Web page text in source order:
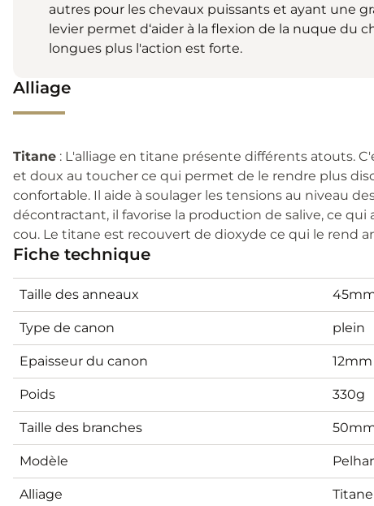
autres pour les chevaux puissants et ayant une
levier permet d‘aider à la flexion de la nuque du
longues plus l'action est forte.
Alliage
Titane : L'alliage en titane présente différents atouts.
et doux au toucher ce qui permet de le rendre plus
confortable. Il aide à soulager les tensions au niveau
décontractant, il favorise la production de salive, ce
cou. Le titane est recouvert de dioxyde ce qui le rend
Fiche technique
Taille des anneaux
Type de canon plein
Epaisseur du canon
Poids 330g
Taille des branches
Modèle
Alliage Titane